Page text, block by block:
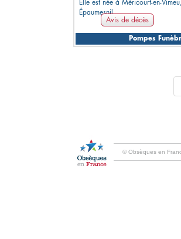
Elle est née à Méricourt-en-
Épaumesnil.
Avis de décès
Pompes
© Obsèques en